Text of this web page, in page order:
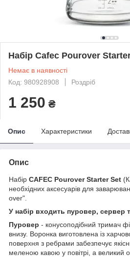
Набір Cafec Pourover
Немає в наявності
Код: 980928908
Роздріб
1 250 ₴
Опис Характеристики
Опис
Набір CAFEC Pourover Starter Set
необхідних аксесуарів для
over".
У набір входить пуровер, сервер
Пуровер - конусоподібний тримач
внизу. Воронка виготовлена із
поверхня з ребрами забезпечує
меленою кавою у повітрі, а великий